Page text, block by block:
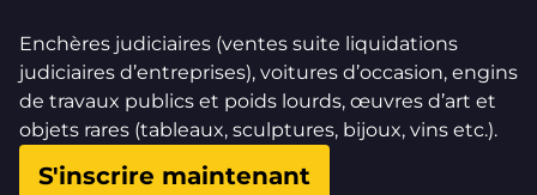
Enchères judiciaires (ventes suite liquidations
judiciaires d’entreprises), voitures d’occasion, engins
de travaux publics et poids lourds, œuvres d’art et
objets rares (tableaux, sculptures, bijoux, vins etc.).
S'inscrire maintenant